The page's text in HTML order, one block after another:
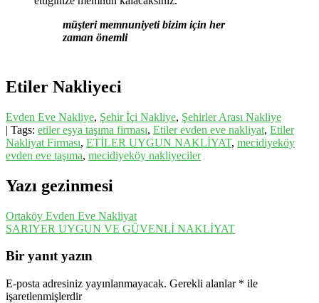
müşteri memnuniyeti bizim için her
zaman önemli
Etiler Nakliyeci
Evden Eve Nakliye, Şehir İçi Nakliye, Şehirler Arası Nakliye
| Tags: etiler eşya taşıma firması, Etiler evden eve nakliyat, Etiler
Nakliyat Firması, ETİLER UYGUN NAKLİYAT, mecidiyeköy
evden eve taşıma, mecidiyeköy nakliyeciler
Yazı gezinmesi
Ortaköy Evden Eve Nakliyat
SARIYER UYGUN VE GÜVENLİ NAKLİYAT
Bir yanıt yazın
E-posta adresiniz yayınlanmayacak. Gerekli alanlar * ile
işaretlenmişlerdir